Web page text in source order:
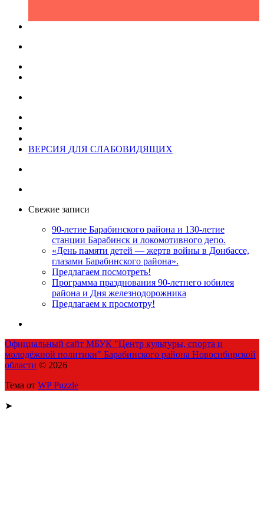
ВЕРСИЯ ДЛЯ СЛАБОВИДЯЩИХ
Свежие записи
90-летие Барабинского района и 130-летие
станции Барабинск и локомотивного депо.
«День памяти детей — жертв войны в Донбассе,
глазами Барабинского района».
Предлагаем посмотреть!
Программа празднования 90-летнего юбилея
района и Дня железнодорожника
Предлагаем к просмотру!
Официальный сайт МБУК "Центр культуры, спорта и
молодёжной политики" Барабинского района Новосибирской
области © 2026
Тема от WP Puzzle
➤